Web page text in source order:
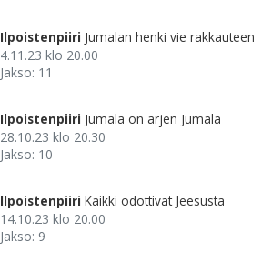
Ilpoistenpiiri Jumalan henki vie rakkauteen
4.11.23 klo 20.00
Jakso: 11
Ilpoistenpiiri Jumala on arjen Jumala
28.10.23 klo 20.30
Jakso: 10
Ilpoistenpiiri Kaikki odottivat Jeesusta
14.10.23 klo 20.00
Jakso: 9